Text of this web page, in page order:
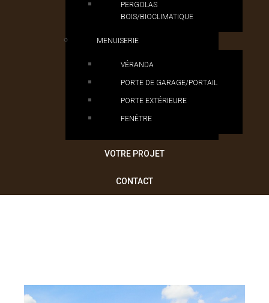
PERGOLAS
BOIS/BIOCLIMATIQUE
MENUISERIE
VÉRANDA
PORTE DE GARAGE/PORTAIL
PORTE EXTÉRIEURE
FENÊTRE
VOTRE PROJET
CONTACT